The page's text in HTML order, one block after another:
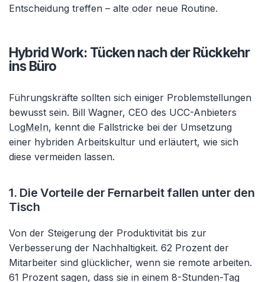
Entscheidung treffen – alte oder neue Routine.
Hybrid Work: Tücken nach der Rückkehr
ins Büro
Führungskräfte sollten sich einiger Problemstellungen
bewusst sein. Bill Wagner, CEO des UCC-Anbieters
LogMeIn, kennt die Fallstricke bei der Umsetzung
einer hybriden Arbeitskultur und erläutert, wie sich
diese vermeiden lassen.
1. Die Vorteile der Fernarbeit fallen unter den
Tisch
Von der Steigerung der Produktivität bis zur
Verbesserung der Nachhaltigkeit. 62 Prozent der
Mitarbeiter sind glücklicher, wenn sie remote arbeiten.
61 Prozent sagen, dass sie in einem 8-Stunden-Tag